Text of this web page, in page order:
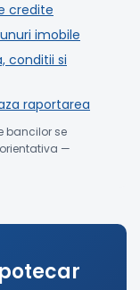
credite
imobile
conditii si
raportarea
bancilor se
—